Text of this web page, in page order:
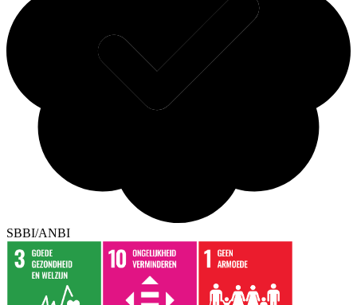
SBBI/ANBI